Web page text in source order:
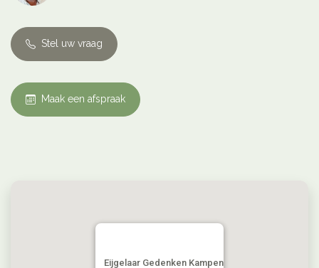
Stel uw vraag
Maak een afspraak
Eijgelaar Gedenken Kampen